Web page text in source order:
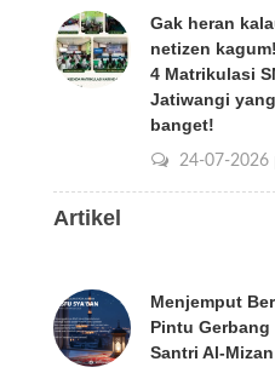
Gak heran
netizen
4 Matrikulasi
Jatiwangi
banget!
24-07-2026
Artikel
Menjemput
Pintu
Santri Al-Mizan